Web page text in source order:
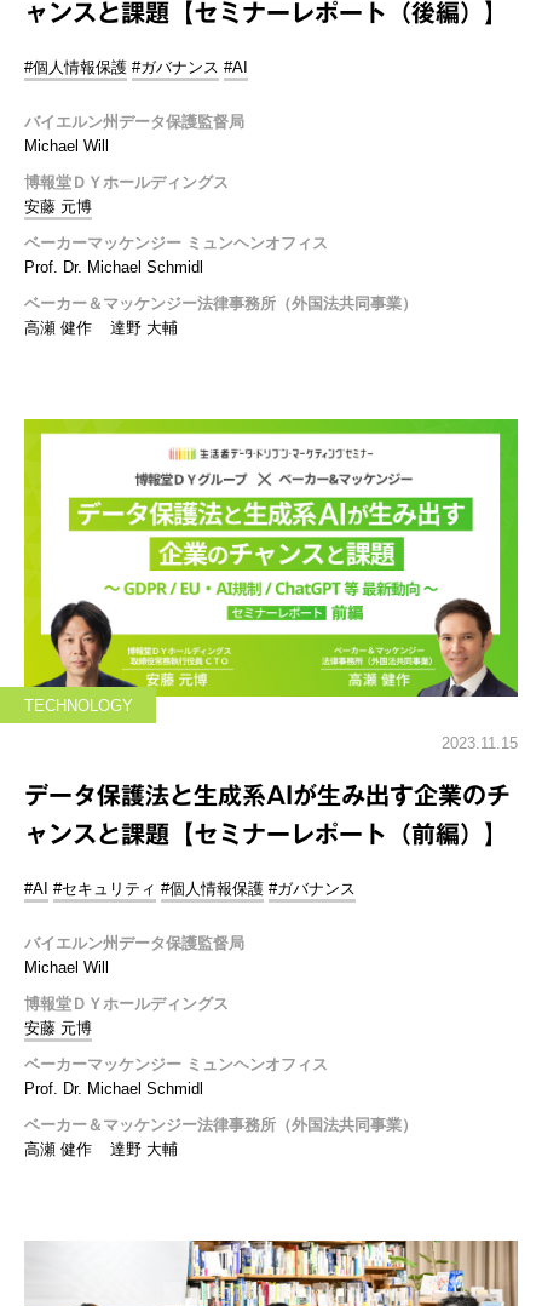
ャンスと課題【セミナーレポート（後編）】
#個人情報保護 #ガバナンス #AI
バイエルン州データ保護監督局
Michael Will
博報堂ＤＹホールディングス
安藤 元博
ベーカーマッケンジー ミュンヘンオフィス
Prof. Dr. Michael Schmidl
ベーカー＆マッケンジー法律事務所（外国法共同事業）
高瀬 健作
達野 大輔
TECHNOLOGY
2023.11.15
データ保護法と生成系AIが生み出す企業のチ
ャンスと課題【セミナーレポート（前編）】
#AI #セキュリティ #個人情報保護 #ガバナンス
バイエルン州データ保護監督局
Michael Will
博報堂ＤＹホールディングス
安藤 元博
ベーカーマッケンジー ミュンヘンオフィス
Prof. Dr. Michael Schmidl
ベーカー＆マッケンジー法律事務所（外国法共同事業）
高瀬 健作
達野 大輔